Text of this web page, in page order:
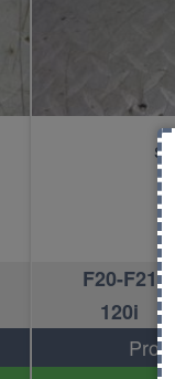
F20-F21
120i